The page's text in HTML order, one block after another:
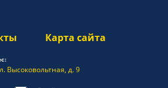
Карта сайта
Высоковольтная, д. 9